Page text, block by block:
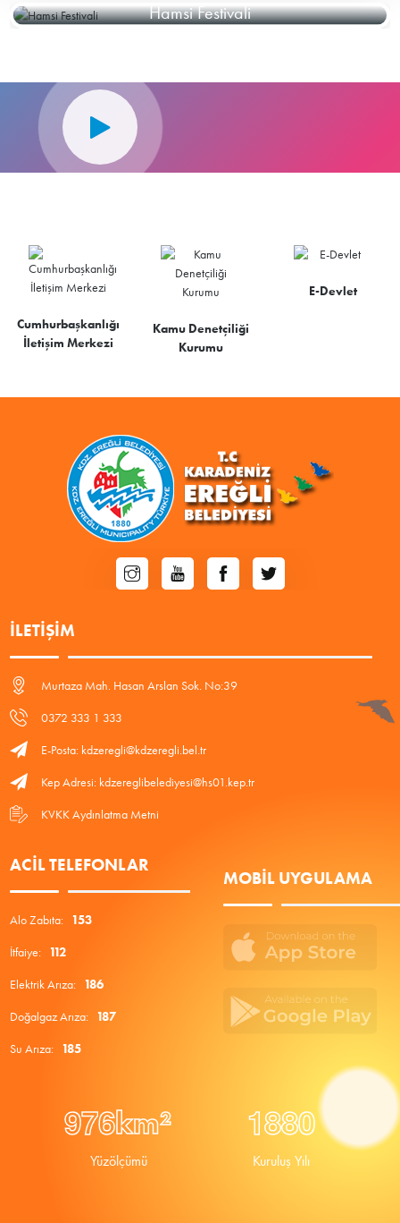
Hamsi Festivali
Cumhurbaşkanlığı
İletişim Merkezi
Kamu Denetçiliği
Kurumu
E-Devlet
İLETIŞIM
Murtaza Mah. Hasan Arslan Sok. No:39
0372 333 1 333
E-Posta: kdzeregli@kdzeregli.bel.tr
Kep Adresi: kdzereglibelediyesi@hs01.kep.tr
KVKK Aydınlatma Metni
ACIL TELEFONLAR
Alo Zabıta: 153
İtfaiye: 112
Elektrik Arıza: 186
Doğalgaz Arıza: 187
Su Arıza: 185
MOBIL UYGULAMA
976km²
Yüzölçümü
1880
Kuruluş Yılı